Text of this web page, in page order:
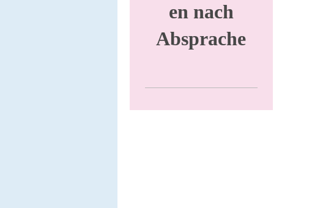
en nach
Absprache